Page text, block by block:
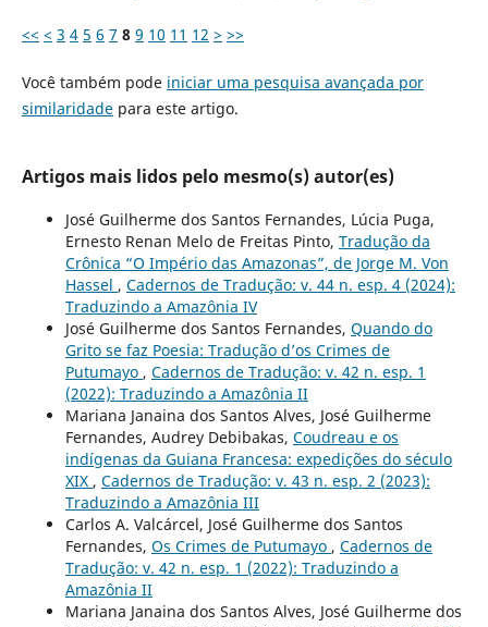
<< < 3 4 5 6 7 8 9 10 11 12 > >>
Você também pode iniciar uma pesquisa avançada por
similaridadepara este artigo.
Artigos mais lidos pelo mesmo(s) autor(es)
José Guilherme dos Santos Fernandes, Lúcia Puga,
Ernesto Renan Melo de Freitas Pinto, Tradução da
Crônica “O Império das Amazonas”, de Jorge M. Von
Hassel , Cadernos de Tradução: v. 44 n. esp. 4 (2024):
Traduzindo a Amazônia IV
José Guilherme dos Santos Fernandes, Quando do
Grito se faz Poesia: Tradução d’os Crimes de
Putumayo , Cadernos de Tradução: v. 42 n. esp. 1
(2022): Traduzindo a Amazônia II
Mariana Janaina dos Santos Alves, José Guilherme
Fernandes, Audrey Debibakas, Coudreau e os
indígenas da Guiana Francesa: expedições do século
XIX , Cadernos de Tradução: v. 43 n. esp. 2 (2023):
Traduzindo a Amazônia III
Carlos A. Valcárcel, José Guilherme dos Santos
Fernandes, Os Crimes de Putumayo , Cadernos de
Tradução: v. 42 n. esp. 1 (2022): Traduzindo a
Amazônia II
Mariana Janaina dos Santos Alves, José Guilherme dos